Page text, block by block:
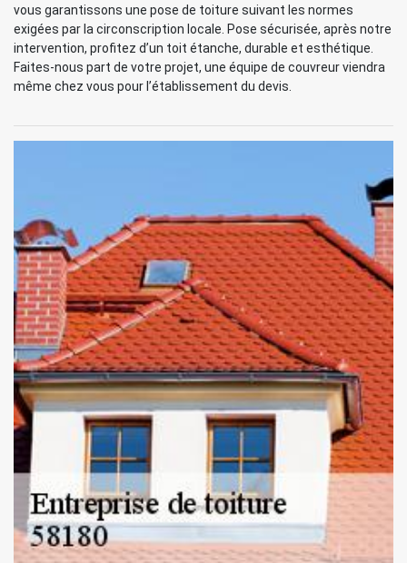
vous garantissons une pose de toiture suivant les normes
exigées par la circonscription locale. Pose sécurisée, après notre
intervention, profitez d’un toit étanche, durable et esthétique.
Faites-nous part de votre projet, une équipe de couvreur viendra
même chez vous pour l’établissement du devis.